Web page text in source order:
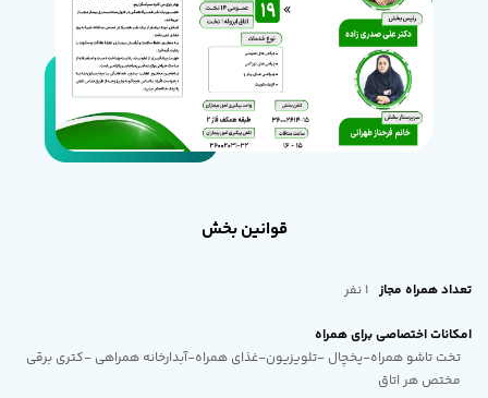
قوانین بخش
تعداد همراه مجاز 1 نفر
امکانات اختصاصی برای همراه
تخت تاشو همراه-یخچال -تلویزیون-غذای همراه-آبدارخانه همراهی -کتری برقی
مختص هر اتاق